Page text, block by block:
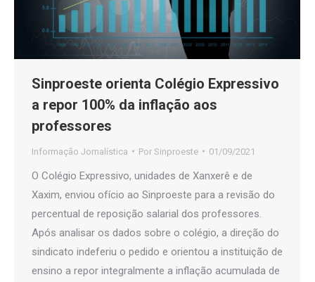
Sinproeste orienta Colégio Expressivo
a repor 100% da inflação aos
professores
Informação Jornalística Por Sinproeste 01/09/2021
O Colégio Expressivo, unidades de Xanxerê e de
Xaxim, enviou ofício ao Sinproeste para a revisão do
percentual de reposição salarial dos professores.
Após analisar os dados sobre o colégio, a direção do
sindicato indeferiu o pedido e orientou a instituição de
ensino a repor integralmente a inflação acumulada de